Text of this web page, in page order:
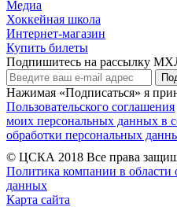
Медиа
Хоккейная школа
Интернет-магазин
Купить билеты
Подпишитесь на рассылку
Нажимая «Подписаться» я
Пользовательского соглашения
моих персональных данных в
обработки персональных
© ЦСКА 2018 Все права
Политика компании в области
данных
Карта сайта